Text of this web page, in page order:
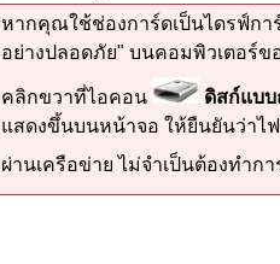
หากคุณใช้ช่องการ์ดเป็นไดรฟ์ก
อย่างปลอดภัย" บนคอมพิวเตอร์
คลิกขวาที่ไอคอน ดิสก์แบบ
แสดงขึ้นบนหน้าจอ ให้ยืนยันว่าไฟ
ผ่านเครือข่าย ไม่จำเป็นต้องทำก